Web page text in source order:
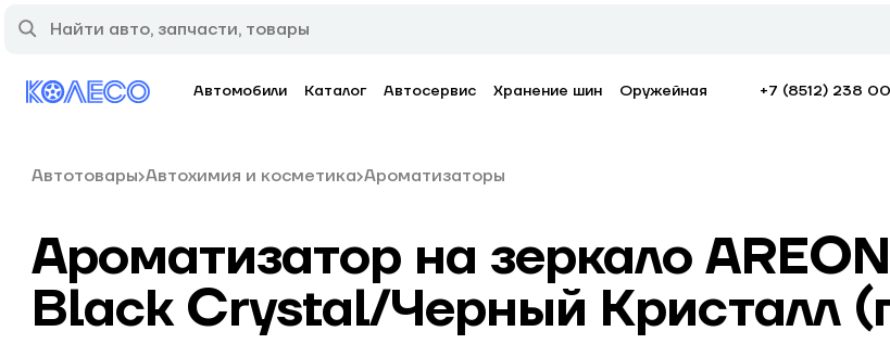
Автомобили Каталог Автосервис Хранение шин Оружейная +7 (8512) 238
Автотовары Автохимия и косметика Ароматизаторы
Ароматизатор на зеркало
Black Crystal/Черный Кристалл